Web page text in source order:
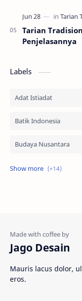
Tarian
Penjelasannya
Labels
Adat Istiadat
Batik Indonesia
Budaya Nusantara
Jasa website
Rumah Adat
Tarian Tradisional
Jago Desain
Mauris lacus dolor,
eros.